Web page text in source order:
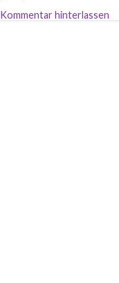
Kommentar hinterlassen